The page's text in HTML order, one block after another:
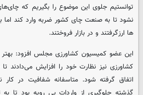
توانستیم جلوی این موضوع را بگیریم که
نشود تا به صنعت چای کشور ضربه وارد کند
ها ارزگرفتند و در بازار فروختند.
این عضو کمیسیون کشاورزی مجلس افزود:
کشاورزی نیز نظارت خود را افزایش می‌دادند
اتفاق گرفته شود. متاسفانه شفافیت در